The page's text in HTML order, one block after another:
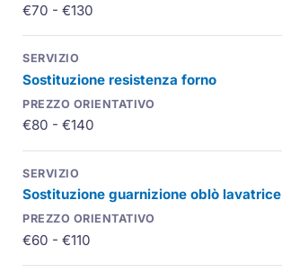
€70 - €130
Sostituzione resistenza forno
€80 - €140
Sostituzione guarnizione oblò lavatrice
€60 - €110